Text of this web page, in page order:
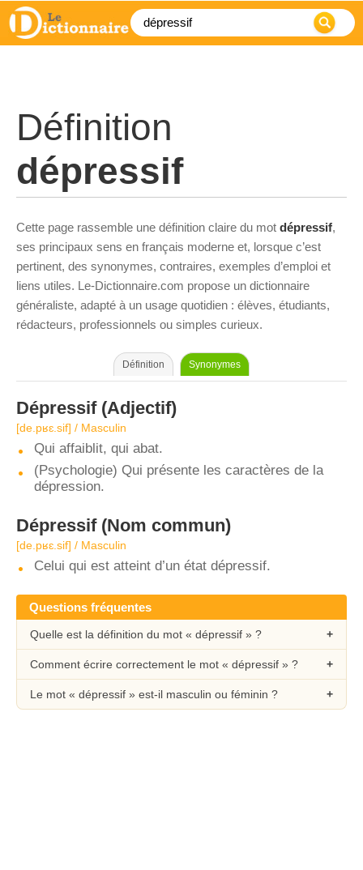
Définition
dépressif
Cette page rassemble une définition claire du mot dépressif,
ses principaux sens en français moderne et, lorsque c’est
pertinent, des synonymes, contraires, exemples d’emploi et
liens utiles. Le-Dictionnaire.com propose un dictionnaire
généraliste, adapté à un usage quotidien : élèves, étudiants,
rédacteurs, professionnels ou simples curieux.
Définition Synonymes
Dépressif(Adjectif)
[de.pʁɛ.sif] / Masculin
Qui affaiblit, qui abat.
(Psychologie) Qui présente les caractères de la
dépression.
Dépressif(Nom commun)
[de.pʁɛ.sif] / Masculin
Celui qui est atteint d’un état dépressif.
Questions fréquentes
Quelle est la définition du mot « dépressif » ?
Comment écrire correctement le mot « dépressif » ?
Le mot « dépressif » est-il masculin ou féminin ?